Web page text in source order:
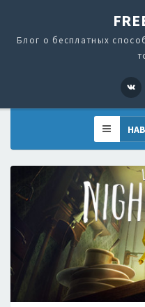
Блог о бесплатных